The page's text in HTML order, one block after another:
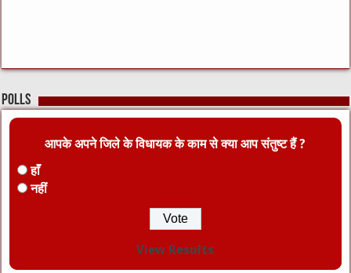
Polls
आपके अपने जिले के विधायक के काम से क्या आप संतुष्ट हैं ?
हाँ
नहीं
View Results